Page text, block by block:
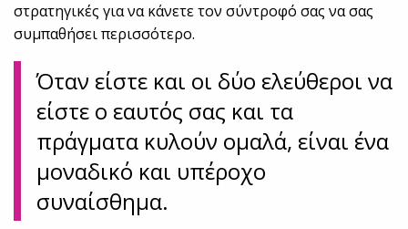
στρατηγικές για να κάνετε τον σύντροφό σας να σας
συμπαθήσει περισσότερο.
Όταν είστε και οι δύο ελεύθεροι να
είστε ο εαυτός σας και τα
πράγματα κυλούν ομαλά, είναι ένα
μοναδικό και υπέροχο
συναίσθημα.